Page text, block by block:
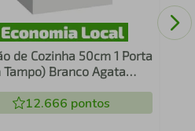
de Cozinha 50cm 1 Porta
Tampo) Branco Agata
12.666 pontos
1